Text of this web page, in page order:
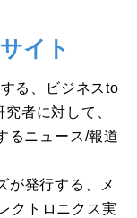
イト
る、ビジネスto
者に対して、
るニュース/報道
が発行する、メ
クトロニクス実